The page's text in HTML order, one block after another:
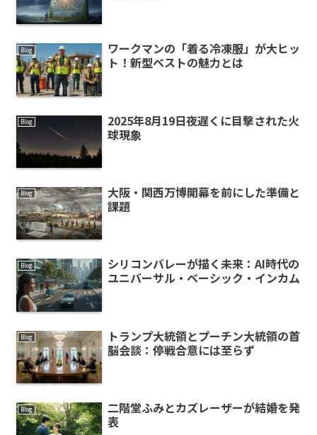
Blog
ワークマンの「着る冷凍服」が大ヒッ
ト！新型ベストの魅力とは
Blog
2025年8月19日夜遅くに目撃された火
球現象
Blog
大阪・関西万博開幕を前にした準備と
課題
Blog
シリコンバレーが描く未来：AI時代の
ユニバーサル・ベーシック・インカム
Blog
トランプ大統領とプーチン大統領の首
脳会談：停戦合意には至らず
Blog
二階堂ふみとカズレーザーが結婚を発
表